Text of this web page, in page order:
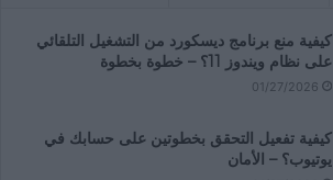
كيفية منع برنامج ديسكورد من التشغيل التلقائي
على نظام ويندوز 11؟ – خطوة بخطوة
01/27/2026
كيفية تفعيل التحقق بخطوتين على حسابك في
يوتيوب؟ – الأمان